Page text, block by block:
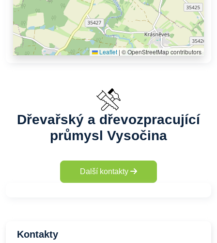
Leaflet | © OpenStreetMap contributors
Dřevařský a dřevozpracující
průmysl Vysočina
Další kontakty
Kontakty